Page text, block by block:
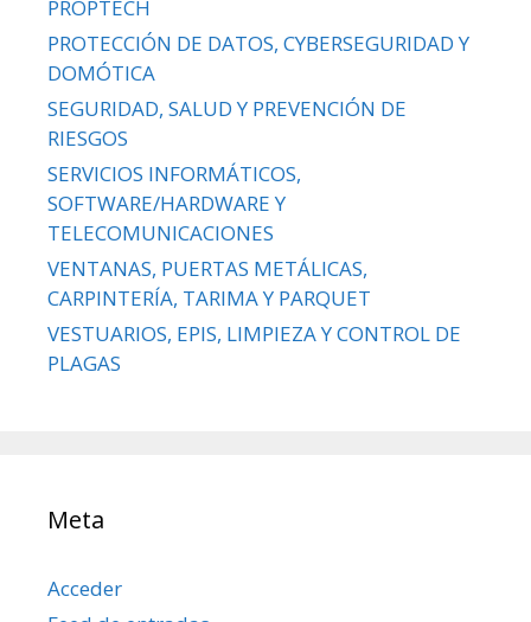
PROPTECH
PROTECCIÓN DE DATOS, CYBERSEGURIDAD Y
DOMÓTICA
SEGURIDAD, SALUD Y PREVENCIÓN DE
RIESGOS
SERVICIOS INFORMÁTICOS,
SOFTWARE/HARDWARE Y
TELECOMUNICACIONES
VENTANAS, PUERTAS METÁLICAS,
CARPINTERÍA, TARIMA Y PARQUET
VESTUARIOS, EPIS, LIMPIEZA Y CONTROL DE
PLAGAS
Meta
Acceder